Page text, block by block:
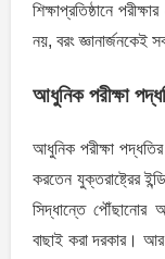
শিক্ষাপ্রতিষ্ঠানে
নয়, বরং জ্ঞানার্জনকেই
আধুনিক পরীক্ষা
আধুনিক পরীক্ষা
করতেন যুক্তরাষ্ট্রের
সিদ্ধান্তে পৌঁছানোর
বাছাই করা দরকার। আর